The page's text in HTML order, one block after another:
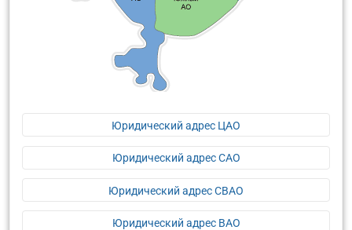
Юридический адрес ЦАО
Юридический адрес САО
Юридический адрес СВАО
Юридический адрес ВАО